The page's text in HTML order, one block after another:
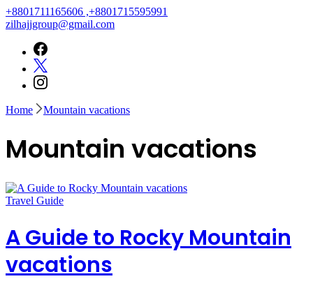
+8801711165606 ,+8801715595991
zilhajjgroup@gmail.com
Home Mountain vacations
Mountain vacations
Travel Guide
A Guide to Rocky Mountain
vacations